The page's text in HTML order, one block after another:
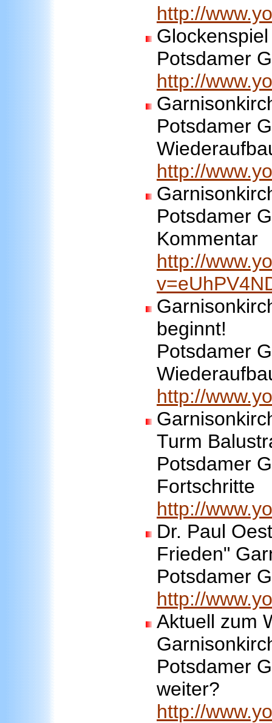
http://
Potsdamer
http://
Potsdamer
http://
Potsdamer
Kommentar
http://
beginnt!
Potsdamer
http://
Turm
Potsdamer
Fortschritte
http://
Dr. Paul
Frieden"
Potsdamer
http://
Aktuell zum
Potsdamer
weiter?
http://